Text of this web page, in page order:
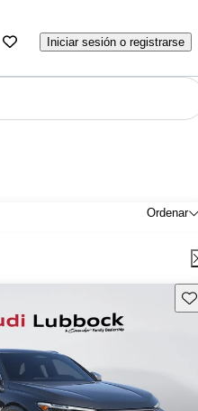
Iniciar sesión o registrarse
Ordenar